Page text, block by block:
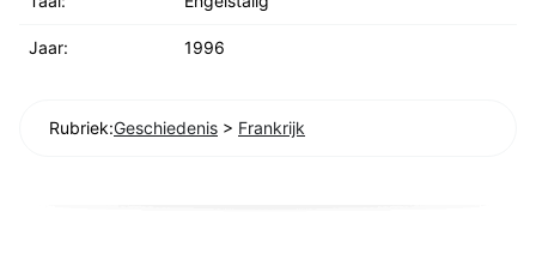
Jaar: 1996
Rubriek:Geschiedenis > Frankrijk